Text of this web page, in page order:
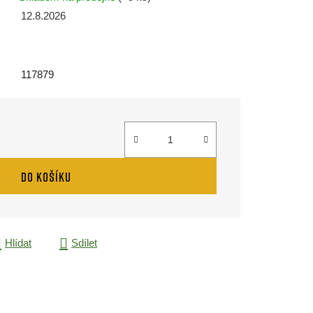
12.8.2026
117879
DO KOŠÍKU
Hlídat Sdílet